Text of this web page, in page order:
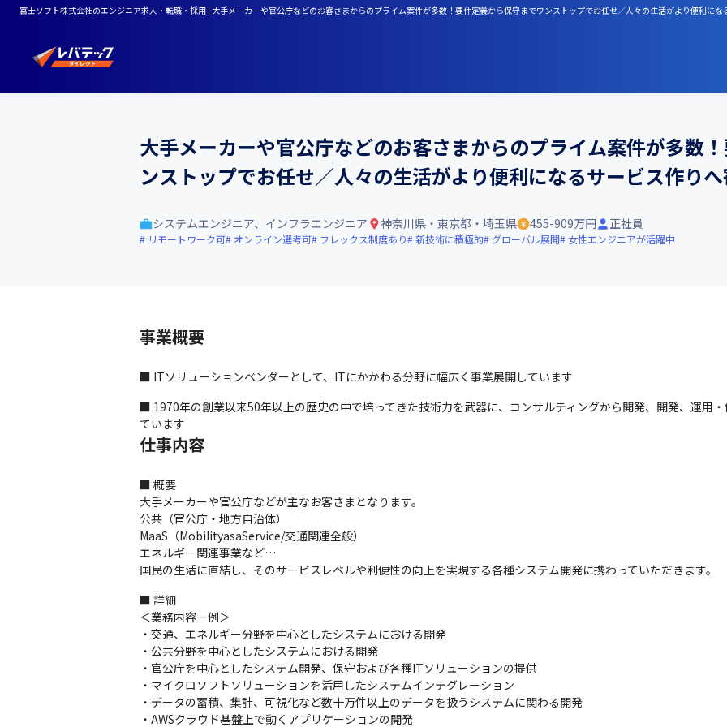
富士ソフト株式会社のエンジニア求人・転職・採用 | 大手メーカーや官公庁などのお客さまからのプライム案件が多数！要件定義から保守までワンストップでお任せ／人々の生活がより便利にな
大手メーカーや官公庁などのお客さまからのプライム案件が多数
ンストップでお任せ／人々の生活がより便利になるサービス作り
システムエンジニア、インフラエンジニア 神奈川県・東京都・埼玉県 455-909万円 正社員
リモートワーク可 オンライン選考可 フレックス制度あり 新技術に積極的 グローバル展開 女性エンジニアが活躍中
事業概要
■ ITソリューションベンダーとして、ITにかかわる分野に幅広く事業展開しています
■ 1970年の創業以来50年以上の歴史の中で培ってきた技術力を武器に、コンサルティングから開発、開発、運用
ています
仕事内容
■ 概要
大手メーカーや官公庁などが主なお客さまとなります。
公共（官公庁・地方自治体）
MaaS（MobilityasaService/交通関連全般）
エネルギー関連事業など…
国民の生活に直結し、そのサービスレベルや利便性の向上を実現する各種システム開発に携わっていただきます。
■ 詳細
＜業務内容一例＞
・交通、エネルギー分野を中心としたシステムにおける開発
・公共分野を中心としたシステムにおける開発
・官公庁を中心としたシステム開発、保守および各種ITソリューションの提供
・マイクロソフトソリューションを活用したシステムインテグレーション
・データの蓄積、集計、可視化など数十万件以上のデータを扱うシステムに関わる開発
・AWSクラウド基盤上で動くアプリケーションの開発